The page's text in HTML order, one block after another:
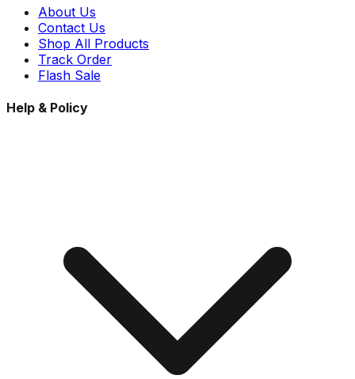
About Us
Contact Us
Shop All Products
Track Order
Flash Sale
Help & Policy